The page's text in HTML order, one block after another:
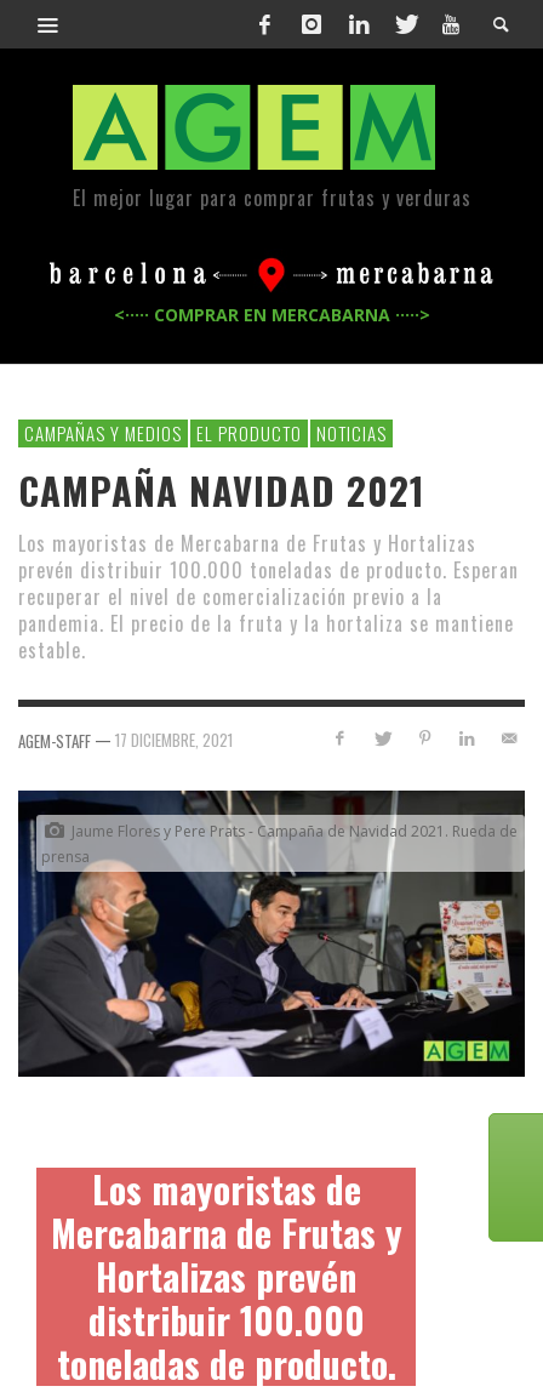
El mejor lugar para comprar frutas y verduras
<····· COMPRAR EN MERCABARNA ·····>
CAMPAÑAS Y MEDIOS EL PRODUCTO NOTICIAS
CAMPAÑA NAVIDAD 2021
Los mayoristas de Mercabarna de Frutas y Hortalizas
prevén distribuir 100.000 toneladas de producto. Esperan
recuperar el nivel de comercialización previo a la
pandemia. El precio de la fruta y la hortaliza se mantiene
estable.
AGEM-STAFF — 17 DICIEMBRE, 2021
Jaume Flores y Pere Prats - Campaña de Navidad 2021. Rueda de
prensa
Los mayoristas de
Mercabarna de Frutas y
Hortalizas prevén
distribuir 100.000
toneladas de producto.